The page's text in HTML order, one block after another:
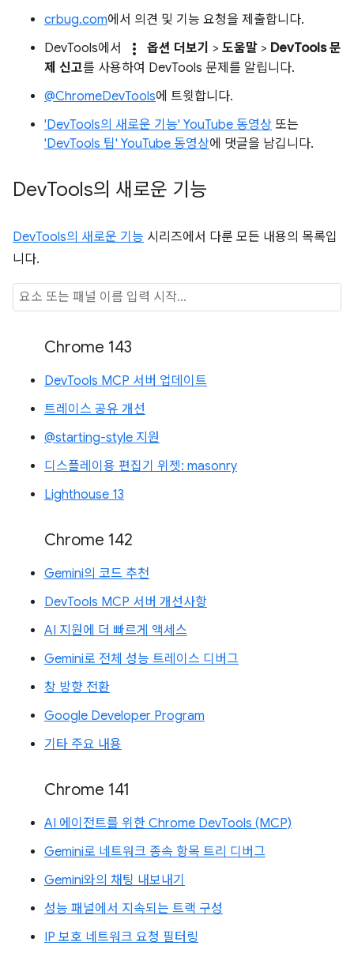
crbug.com에서 의견 및 기능 요청을 제출합니다.
DevTools에서
more_vert 옵션 더보기 > 도움말 > DevTools 문
제 신고를 사용하여 DevTools 문제를 알립니다.
@ChromeDevTools에 트윗합니다.
'DevTools의 새로운 기능' YouTube 동영상 또는
'DevTools 팁' YouTube 동영상에 댓글을 남깁니다.
DevTools의 새로운 기능
DevTools의 새로운 기능 시리즈에서 다룬 모든 내용의 목록입
니다.
Chrome 143
DevTools MCP 서버 업데이트
트레이스 공유 개선
@starting-style 지원
디스플레이용 편집기 위젯: masonry
Lighthouse 13
Chrome 142
Gemini의 코드 추천
DevTools MCP 서버 개선사항
AI 지원에 더 빠르게 액세스
Gemini로 전체 성능 트레이스 디버그
창 방향 전환
Google Developer Program
기타 주요 내용
Chrome 141
AI 에이전트를 위한 Chrome DevTools (MCP)
Gemini로 네트워크 종속 항목 트리 디버그
Gemini와의 채팅 내보내기
성능 패널에서 지속되는 트랙 구성
IP 보호 네트워크 요청 필터링